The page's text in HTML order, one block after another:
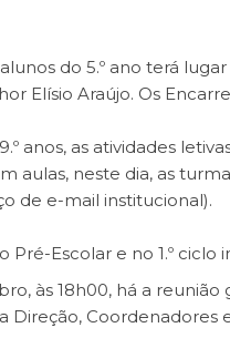
do 5.º ano terá
Elísio Araújo. Os
9.º anos, as atividades
aulas, neste dia, as
de e-mail institucional).
Pré-Escolar e no 1.º
às 18h00, há a
Direção, Coordenadores